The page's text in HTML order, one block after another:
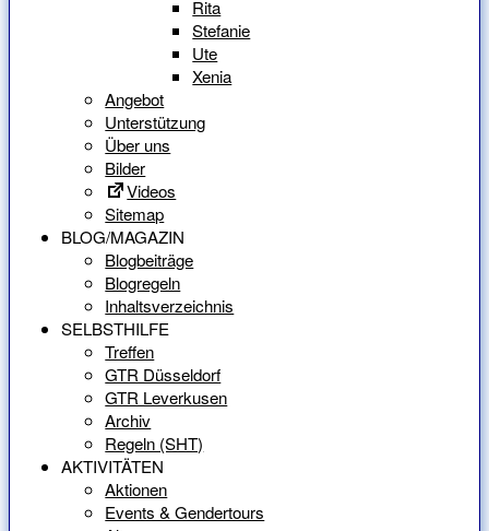
Rita
Stefanie
Ute
Xenia
Angebot
Unterstützung
Über uns
Bilder
Videos
Sitemap
BLOG/MAGAZIN
Blogbeiträge
Blogregeln
Inhaltsverzeichnis
SELBSTHILFE
Treffen
GTR Düsseldorf
GTR Leverkusen
Archiv
Regeln (SHT)
AKTIVITÄTEN
Aktionen
Events & Gendertours